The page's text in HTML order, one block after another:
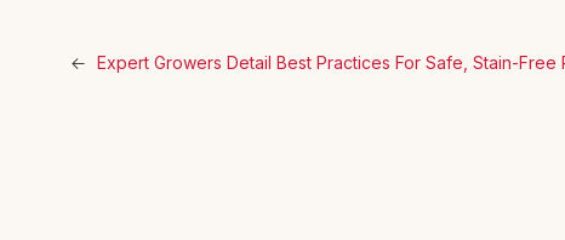
← Expert Growers Detail Best Practices For Safe, Stain-Free